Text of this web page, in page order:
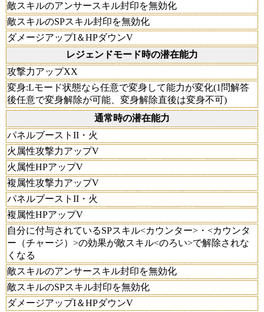
敵スキルのアンサースキル封印を無効化
敵スキルのSPスキル封印を無効化
ダメージアップI＆HPダウンV
レジェンドモード時の潜在能力
攻撃力アップXX
変身:Lモード状態なら任意で変身して能力が変化(1問解答
後任意で変身解除が可能、変身解除直後は変身不可)
通常時の潜在能力
パネルブーストII・火
火属性攻撃力アップV
火属性HPアップV
複属性攻撃力アップV
パネルブーストII・火
複属性HPアップV
自分に付与されているSPスキル<カウンター>・<カウンタ
ー（チャージ）>の効果が敵スキル<のろい>で解除されな
くなる
敵スキルのアンサースキル封印を無効化
敵スキルのSPスキル封印を無効化
ダメージアップI＆HPダウンV